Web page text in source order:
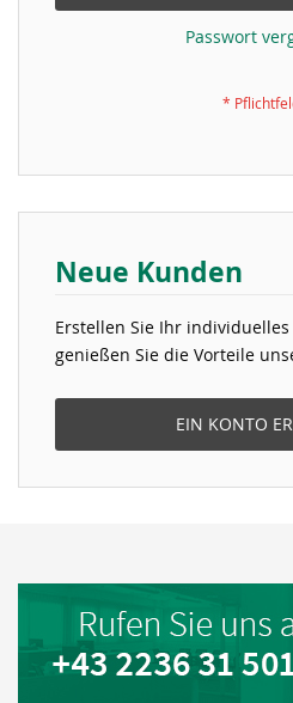
Passwort
Neue Kunden
Erstellen Sie Ihr
genießen Sie die Vorteile
EIN KONTO